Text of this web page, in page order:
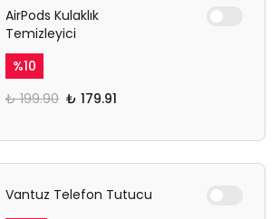
AirPods Kulaklık
Temizleyici
%10
₺ 199.90 ₺ 179.91
Vantuz Telefon Tutucu